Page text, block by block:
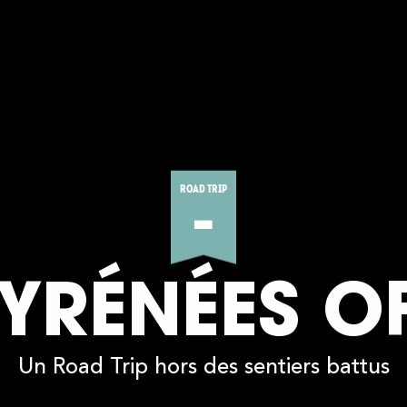
ROAD TRIP
-
Un Road Trip hors des sentiers battus